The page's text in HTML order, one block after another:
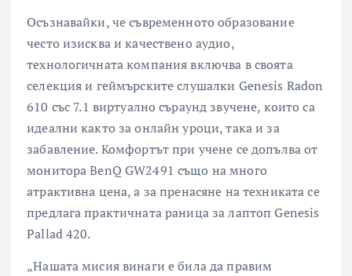
Осъзнавайки, че съвременното образование
често изисква и качествено аудио,
технологичната компания включва в своята
селекция и геймърските слушалки Genesis Radon
610 със 7.1 виртуално съраунд звучене, които са
идеални както за онлайн уроци, така и за
забавление. Комфортът при учене се допълва от
монитора BenQ GW2491 също на много
атрактивна цена, а за пренасяне на техниката се
предлага практичната раница за лаптоп Genesis
Pallad 420.
„Нашата мисия винаги е била да правим